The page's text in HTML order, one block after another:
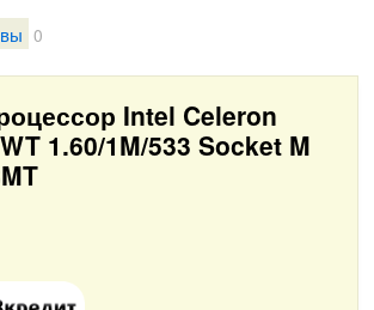
0
Intel Celeron
1.60/1M/533 Socket M